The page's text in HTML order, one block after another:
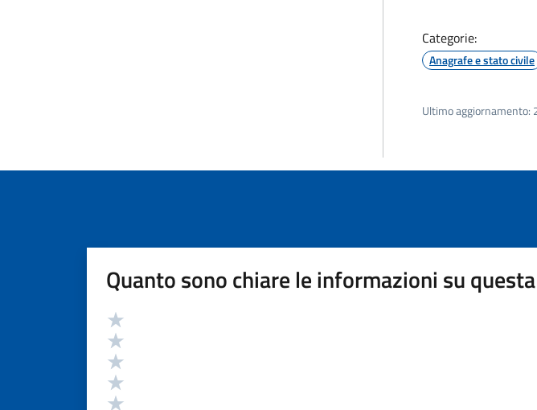
Categorie:
Anagrafe e stato civile
Ultimo aggiornamento:
Quanto sono chiare le informazioni su
Valutazione